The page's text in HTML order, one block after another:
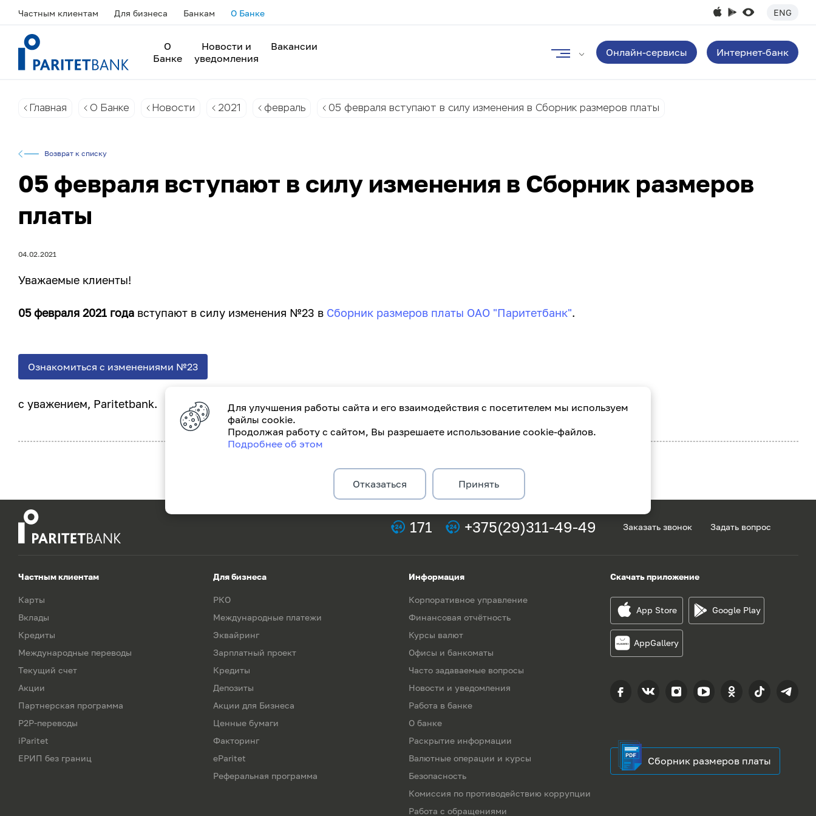
Частным клиентам Для бизнеса Банкам О Банке ENG
О
Банке
Новости и
уведомления
Вакансии Онлайн-сервисы Интернет-банк
Главная О Банке Новости 2021 февраль 05 февраля вступают в силу изменения в Сборник размеров платы
Возврат к списку
05 февраля вступают в силу изменения в Сборник размеров
платы
04.02.2021
Уважаемые клиенты!
05 февраля 2021 годавступают в силу изменения №23 в Сборник размеров платы ОАО "Паритетбанк".
Ознакомиться с изменениями №23
с уважением, Paritetbank.
171 +375(29)311-49-49 Заказать звонок Задать вопрос
Частным клиентам
Карты
Вклады
Кредиты
Международные переводы
Текущий счет
Акции
Партнерская программа
P2P-переводы
iParitet
ЕРИП без границ
Для бизнеса
РКО
Международные платежи
Эквайринг
Зарплатный проект
Кредиты
Депозиты
Акции для Бизнеса
Ценные бумаги
Факторинг
eParitet
Реферальная программа
Информация
Корпоративное управление
Финансовая отчётность
Курсы валют
Офисы и банкоматы
Часто задаваемые вопросы
Новости и уведомления
Работа в банке
О банке
Раскрытие информации
Валютные операции и курсы
Безопасность
Комиссия по противодействию коррупции
Работа с обращениями
Скачать приложение
App Store Google Play
AppGallery
Сборник размеров платы
Для улучшения работы сайта и его взаимодействия с посетителем мы используем
файлы cookie.
Продолжая работу с сайтом, Вы разрешаете использование cookie-файлов.
Подробнее об этом
Отказаться Принять